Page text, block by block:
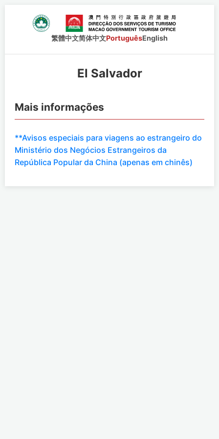
繁體中文简体中文PortuguêsEnglish
El Salvador
Mais informações
**Avisos especiais para viagens ao estrangeiro do
Ministério dos Negócios Estrangeiros da
República Popular da China (apenas em chinês)